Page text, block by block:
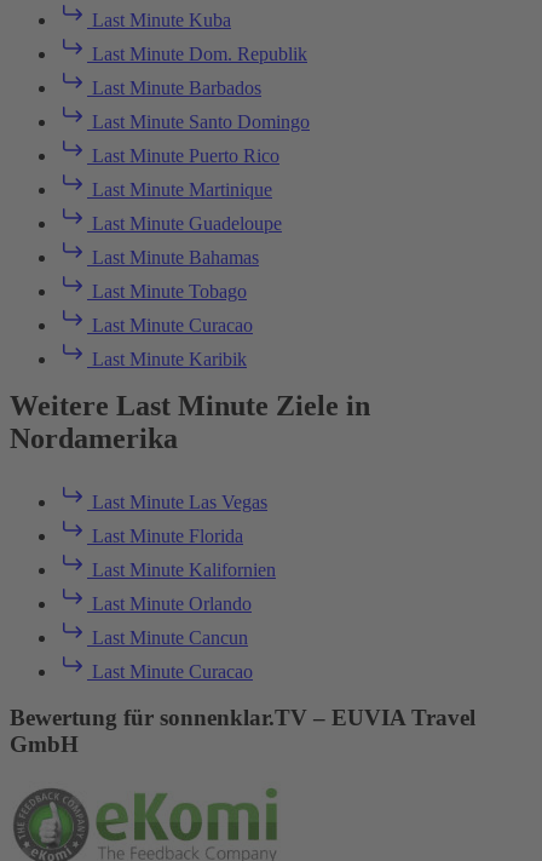
Last Minute Kuba
Last Minute Dom. Republik
Last Minute Barbados
Last Minute Santo Domingo
Last Minute Puerto Rico
Last Minute Martinique
Last Minute Guadeloupe
Last Minute Bahamas
Last Minute Tobago
Last Minute Curacao
Last Minute Karibik
Weitere Last Minute Ziele in
Nordamerika
Last Minute Las Vegas
Last Minute Florida
Last Minute Kalifornien
Last Minute Orlando
Last Minute Cancun
Last Minute Curacao
Bewertung für sonnenklar.TV – EUVIA Travel
GmbH